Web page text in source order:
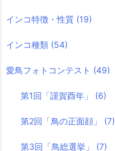
インコ特徴・性質 (19)
インコ種類 (54)
愛鳥フォトコンテスト (49)
第1回「謹賀酉年」 (6)
第2回「鳥の正面顔」 (7)
第3回「鳥総選挙」 (7)